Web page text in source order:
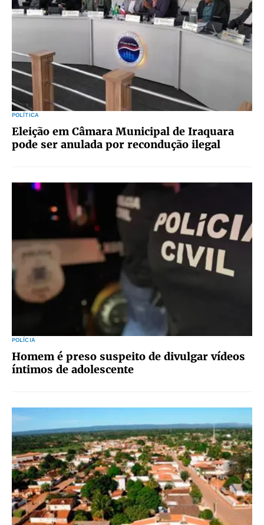
POLÍTICA
Eleição em Câmara Municipal de Iraquara
pode ser anulada por recondução ilegal
POLÍCIA
Homem é preso suspeito de divulgar vídeos
íntimos de adolescente